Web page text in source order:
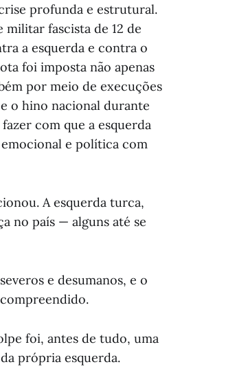
profunda e estrutural.
fascista de 12 de
a esquerda e contra o
foi imposta não apenas
por meio de execuções
o hino nacional durante
com que a esquerda
e política com
A esquerda turca,
no país — alguns até se
e desumanos, e o
foi, antes de tudo, uma
própria esquerda.